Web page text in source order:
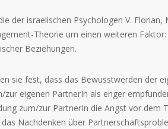
der israelischen Psychologen V.
Theorie um einen weiteren
Beziehungen.
sie fest, dass das Bewusstwerden der
zur eigenen PartnerIn als enger
zum/zur PartnerIn die Angst vor dem
Nachdenken über